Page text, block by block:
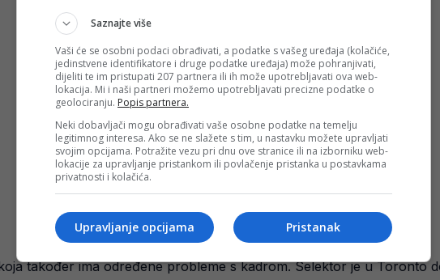
također ima određene probleme s kadrom. Selektor je u Toronto
Saznajte više
Vaši će se osobni podaci obrađivati, a podatke s vašeg uređaja (kolačiće,
jedinstvene identifikatore i druge podatke uređaja) može pohranjivati,
dijeliti te im pristupati 207 partnera ili ih može upotrebljavati ova web-
lokacija. Mi i naši partneri možemo upotrebljavati precizne podatke o
geolociranju. Popis partnera.
Neki dobavljači mogu obrađivati vaše osobne podatke na temelju
legitimnog interesa. Ako se ne slažete s tim, u nastavku možete upravljati
svojim opcijama. Potražite vezu pri dnu ove stranice ili na izborniku web-
lokacije za upravljanje pristankom ili povlačenje pristanka u postavkama
privatnosti i kolačića.
Pristanak
Upravljanje opcijama